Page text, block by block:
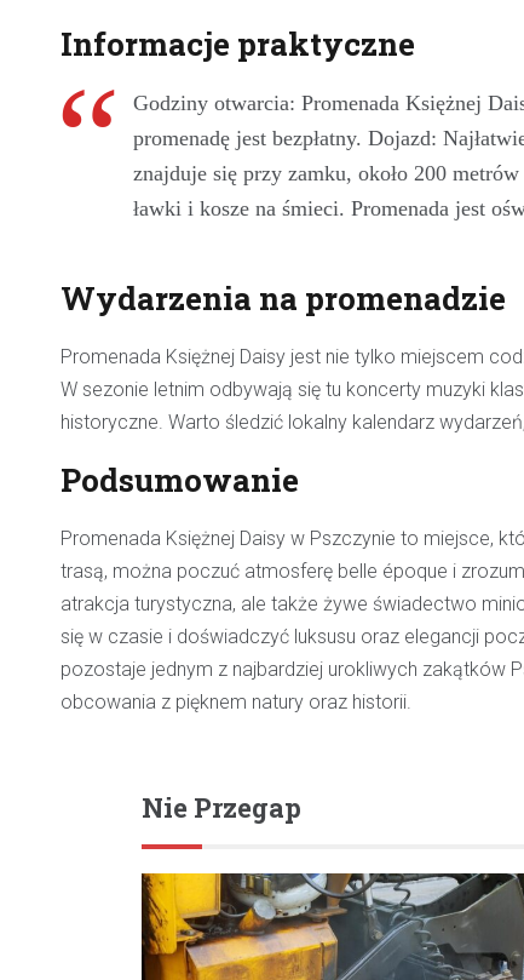
Informacje praktyczne
Godziny otwarcia: Promenada Księżnej
promenadę jest bezpłatny. Dojazd:
znajduje się przy zamku, około 200
ławki i kosze na śmieci. Promenada jest
Wydarzenia na promenadzie
Promenada Księżnej Daisy jest nie tylko miejscem
W sezonie letnim odbywają się tu koncerty muzyki
historyczne. Warto śledzić lokalny kalendarz
Podsumowanie
Promenada Księżnej Daisy w Pszczynie to miejsce,
trasą, można poczuć atmosferę belle époque i
atrakcja turystyczna, ale także żywe świadectwo
się w czasie i doświadczyć luksusu oraz elegancji
pozostaje jednym z najbardziej urokliwych zakątków
obcowania z pięknem natury oraz historii.
Nie Przegap